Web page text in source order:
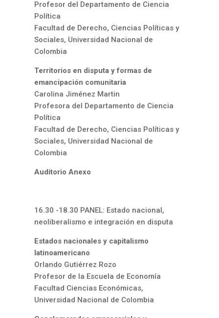
Profesor del Departamento de Ciencia
Política
Facultad de Derecho, Ciencias Políticas y
Sociales, Universidad Nacional de
Colombia
Territorios en disputa y formas de
emancipación comunitaria
Carolina Jiménez Martin
Profesora del Departamento de Ciencia
Política
Facultad de Derecho, Ciencias Políticas y
Sociales, Universidad Nacional de
Colombia
Auditorio Anexo
16.30 -18.30 PANEL: Estado nacional,
neoliberalismo e integración en disputa
Estados nacionales y capitalismo
latinoamericano
Orlando Gutiérrez Rozo
Profesor de la Escuela de Economía
Facultad Ciencias Económicas,
Universidad Nacional de Colombia